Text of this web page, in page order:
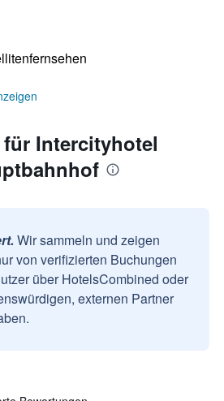
Intercityhotel
Wir sammeln und zeigen
von verifizierten Buchungen
über HotelsCombined oder
externen Partner